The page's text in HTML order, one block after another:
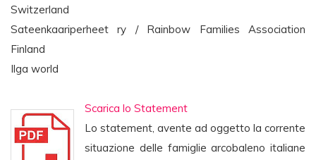
Switzerland
Sateenkaariperheet ry / Rainbow Families Association
Finland
Ilga world
Scarica lo Statement
Lo statement, avente ad oggetto la corrente
situazione delle famiglie arcobaleno italiane